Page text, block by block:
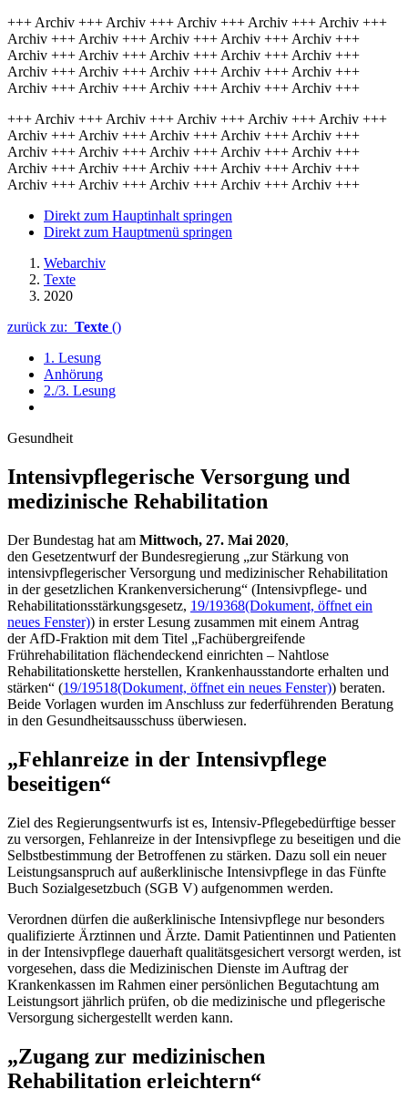
+++ Archiv +++ Archiv +++ Archiv +++ Archiv +++ Archiv +++
Archiv +++ Archiv +++ Archiv +++ Archiv +++ Archiv +++
Archiv +++ Archiv +++ Archiv +++ Archiv +++ Archiv +++
Archiv +++ Archiv +++ Archiv +++ Archiv +++ Archiv +++
Archiv +++ Archiv +++ Archiv +++ Archiv +++ Archiv +++
+++ Archiv +++ Archiv +++ Archiv +++ Archiv +++ Archiv +++
Archiv +++ Archiv +++ Archiv +++ Archiv +++ Archiv +++
Archiv +++ Archiv +++ Archiv +++ Archiv +++ Archiv +++
Archiv +++ Archiv +++ Archiv +++ Archiv +++ Archiv +++
Archiv +++ Archiv +++ Archiv +++ Archiv +++ Archiv +++
Direkt zum Hauptinhalt springen
Direkt zum Hauptmenü springen
Webarchiv
Texte
2020
zurück zu: Texte ()
1. Lesung
Anhörung
2./3. Lesung
Gesundheit
Intensivpflegeri­sche Ver­sor­gung und
medizi­ni­sche Reha­bili­tation
Der Bundestag hat am Mittwoch, 27. Mai 2020,
den Gesetzentwurf der Bundesregierung „zur Stärkung von
intensivpflegerischer Versorgung und medizinischer Rehabilitation
in der gesetzlichen Krankenversicherung“ (Intensivpflege- und
Rehabilitationsstärkungsgesetz, 19/19368(Dokument, öffnet ein
neues Fenster)) in erster Lesung zusammen mit einem Antrag
der AfD-Fraktion mit dem Titel „Fachübergreifende
Frührehabilitation flächendeckend einrichten – Nahtlose
Rehabilitationskette herstellen, Krankenhausstandorte erhalten und
stärken“ (19/19518(Dokument, öffnet ein neues Fenster)) beraten.
Beide Vorlagen wurden im Anschluss zur federführenden Beratung
in den Gesundheitsausschuss überwiesen.
„Fehlanreize in der Intensivpflege
beseitigen“
Ziel des Regierungsentwurfs ist es, Intensiv-Pflegebedürftige besser
zu versorgen, Fehlanreize in der Intensivpflege zu beseitigen und die
Selbstbestimmung der Betroffenen zu stärken. Dazu soll ein neuer
Leistungsanspruch auf außerklinische Intensivpflege in das Fünfte
Buch Sozialgesetzbuch (SGB V) aufgenommen werden.
Verordnen dürfen die außerklinische Intensivpflege nur besonders
qualifizierte Ärztinnen und Ärzte. Damit Patientinnen und Patienten
in der Intensivpflege dauerhaft qualitätsgesichert versorgt werden, ist
vorgesehen, dass die Medizinischen Dienste im Auftrag der
Krankenkassen im Rahmen einer persönlichen Begutachtung am
Leistungsort jährlich prüfen, ob die medizinische und pflegerische
Versorgung sichergestellt werden kann.
„Zugang zur medizinischen
Rehabilitation erleichtern“